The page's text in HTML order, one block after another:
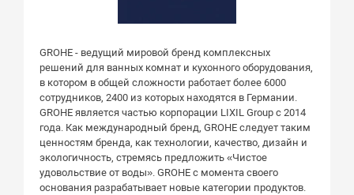
GROHE - ведущий мировой бренд комплексных
решений для ванных комнат и кухонного оборудования,
в котором в общей сложности работает более 6000
сотрудников, 2400 из которых находятся в Германии.
GROHE является частью корпорации LIXIL Group с 2014
года. Как международный бренд, GROHE следует таким
ценностям бренда, как технологии, качество, дизайн и
экологичность, стремясь предложить «Чистое
удовольствие от воды». GROHE с момента своего
основания разрабатывает новые категории продуктов.